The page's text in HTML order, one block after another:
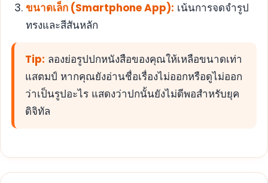
ขนาดเล็ก (Smartphone App): เน้นการจดจำรูป
ทรงและสีสันหลัก
Tip: ลองย่อรูปปกหนังสือของคุณให้เหลือขนาดเท่า
แสตมป์ หากคุณยังอ่านชื่อเรื่องไม่ออกหรือดูไม่ออก
ว่าเป็นรูปอะไร แสดงว่าปกนั้นยังไม่ดีพอสำหรับยุค
ดิจิทัล